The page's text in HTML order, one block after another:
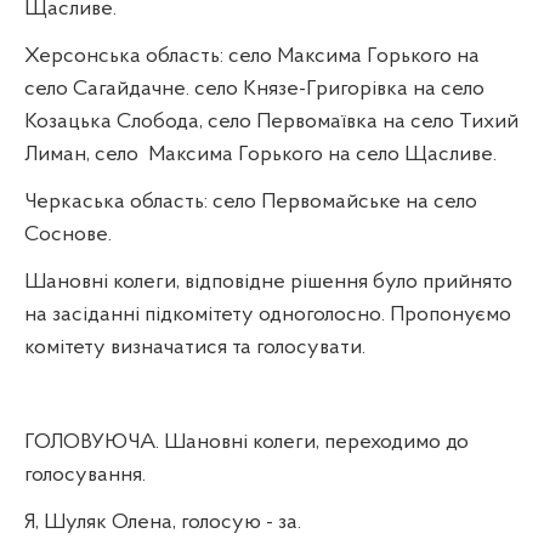
Щасливе.
Херсонська область: село Максима Горького на
село Сагайдачне. село Князе-Григорівка на село
Козацька Слобода, село Первомаївка на село Тихий
Лиман, село
Максима Горького на село Щасливе.
Черкаська область: село Первомайське на село
Соснове.
Шановні колеги, відповідне рішення було прийнято
на засіданні підкомітету одноголосно. Пропонуємо
комітету визначатися та голосувати.
ГОЛОВУЮЧА. Шановні колеги, переходимо до
голосування.
Я, Шуляк Олена, голосую - за.